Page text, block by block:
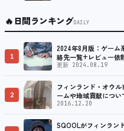
🔥日間ランキングDAILY
1
2024年8月版：ゲーム
絡先一覧+レビュー依
更新 2024.08.19
2
フィンランド・オウ
ームや地域貢献につ
2016.12.20
SQOOLがフィンラン